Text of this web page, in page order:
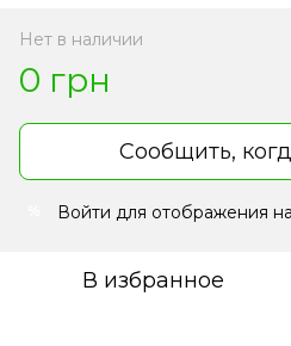
Нет в наличии
0 грн
Сообщить,
Войти для отображения
В избранное